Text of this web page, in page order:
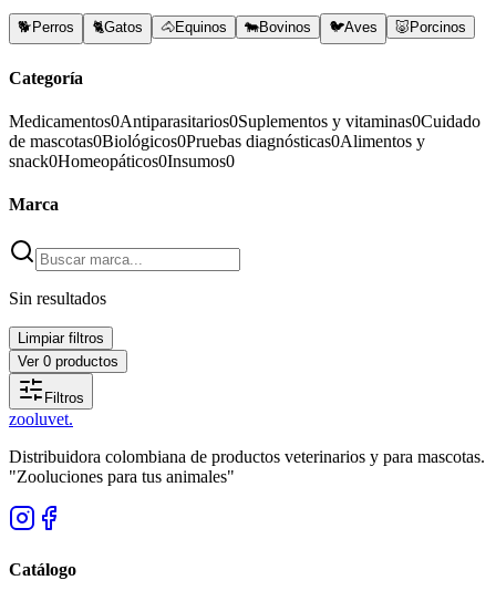
🐕 Perros 🐈Gatos 🐴Equinos 🐄Bovinos 🐦Aves 🐷 Porcinos
Categoría
Medicamentos0Antiparasitarios0Suplementos y vitaminas0Cuidado
de mascotas0Biológicos0Pruebas diagnósticas0Alimentos y
snack0Homeopáticos0Insumos0
Marca
Sin resultados
Limpiar filtros
Ver 0 productos
Filtros
zooluvet.
Distribuidora colombiana de productos veterinarios y para mascotas.
"Zooluciones para tus animales"
Catálogo